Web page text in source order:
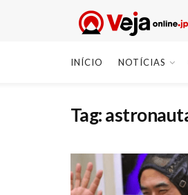
INÍCIO NOTÍCIAS
Tag: